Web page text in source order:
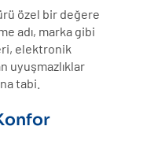
özel bir değere
adı, marka gibi
elektronik
uyuşmazlıklar
tabi.